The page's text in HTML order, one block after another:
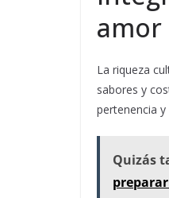
amor
La riqueza
sabores y
pertenencia y
Quizás